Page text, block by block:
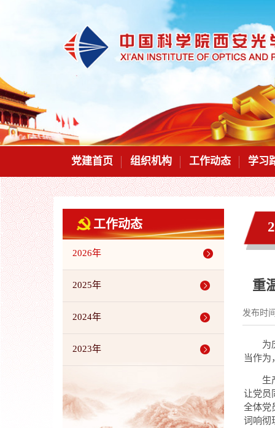
党建首页 组织机构 工作动态 学习
工作动态
2026年
2025年
2024年
2023年
重
发布时
为
当作为
生
让党员
全体党
词响彻